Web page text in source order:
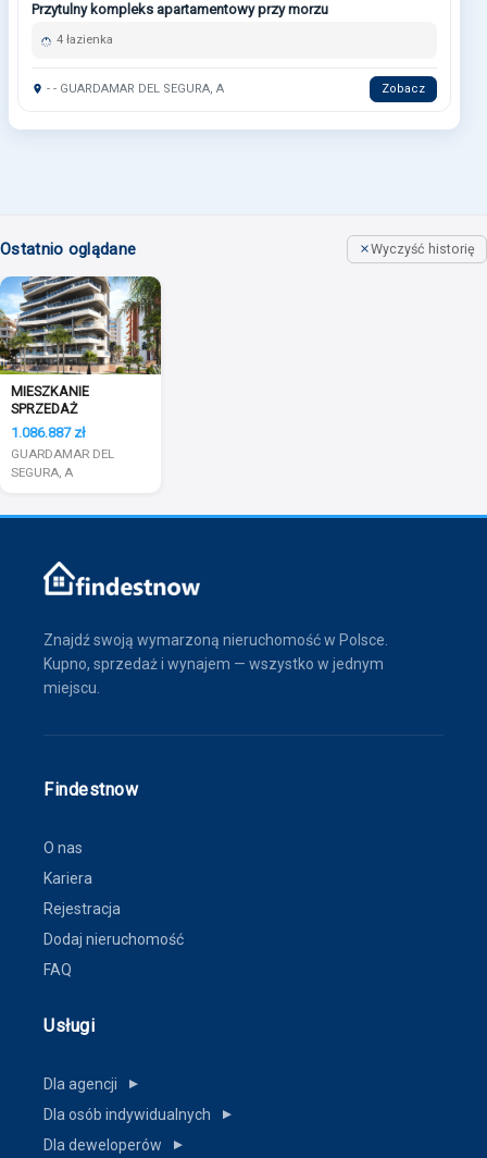
Przytulny kompleks apartamentowy przy morzu
4 łazienka
- - GUARDAMAR DEL SEGURA, A Zobacz
Ostatnio oglądane Wyczyść historię
MIESZKANIE
SPRZEDAŻ
1.086.887 zł
GUARDAMAR DEL
SEGURA, A
Znajdź swoją wymarzoną nieruchomość w Polsce.
Kupno, sprzedaż i wynajem — wszystko w jednym
miejscu.
Findestnow
O nas
Kariera
Rejestracja
Dodaj nieruchomość
FAQ
Usługi
Dla agencji ▼
Dla osób indywidualnych ▼
Dla deweloperów ▼